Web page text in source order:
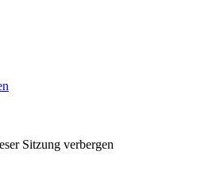
Sitzung verbergen